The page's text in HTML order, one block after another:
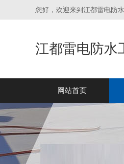
您好，欢迎来到江都雷电防
江都雷电防水
网站首页